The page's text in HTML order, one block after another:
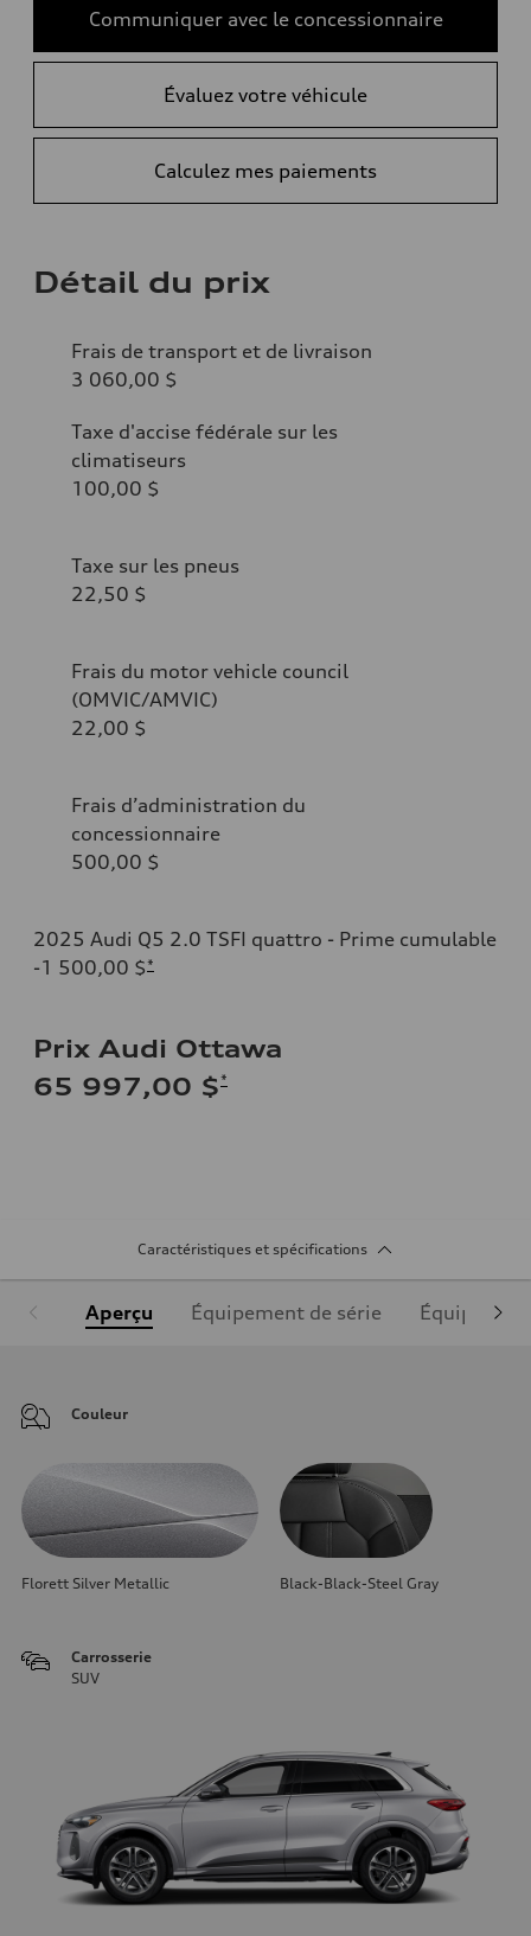
Communiquer avec le concessionnaire
Évaluez votre véhicule
Calculez mes paiements
Détail du prix
Frais de transport et de livraison
3 060,00 $
Taxe d'accise fédérale sur les
climatiseurs
100,00 $
Taxe sur les pneus
22,50 $
Frais du motor vehicle council
(OMVIC/AMVIC)
22,00 $
Frais d’administration du
concessionnaire
500,00 $
2025 Audi Q5 2.0 TSFI quattro - Prime cumulable
-1 500,00 $*
Prix Audi Ottawa
65 997,00 $*
Caractéristiques et spécifications
Aperçu Équipement de série
Couleur
Florett Silver Metallic Black-Black-Steel Gray
Carrosserie
SUV